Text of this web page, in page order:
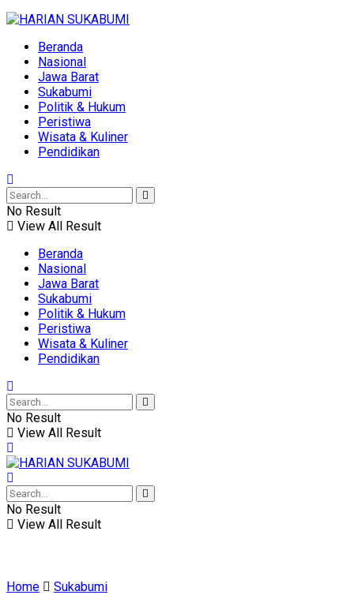
Beranda
Nasional
Jawa Barat
Sukabumi
Politik & Hukum
Peristiwa
Wisata & Kuliner
Pendidikan
No Result
View All Result
Beranda
Nasional
Jawa Barat
Sukabumi
Politik & Hukum
Peristiwa
Wisata & Kuliner
Pendidikan
No Result
View All Result
No Result
View All Result
Home Sukabumi